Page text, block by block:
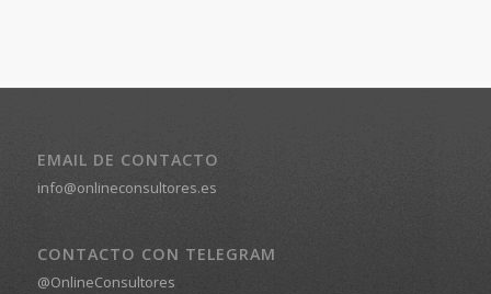
EMAIL DE CONTACTO
info@onlineconsultores.es
CONTACTO CON TELEGRAM
@OnlineConsultores